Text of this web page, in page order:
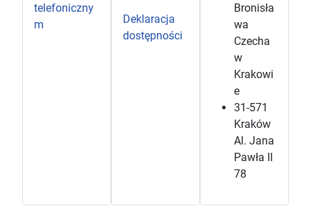
telefoniczny
m
Deklaracja
dostępności
Bronisła
wa
Czecha
w
Krakowi
e
31-571
Kraków
Al. Jana
Pawła II
78